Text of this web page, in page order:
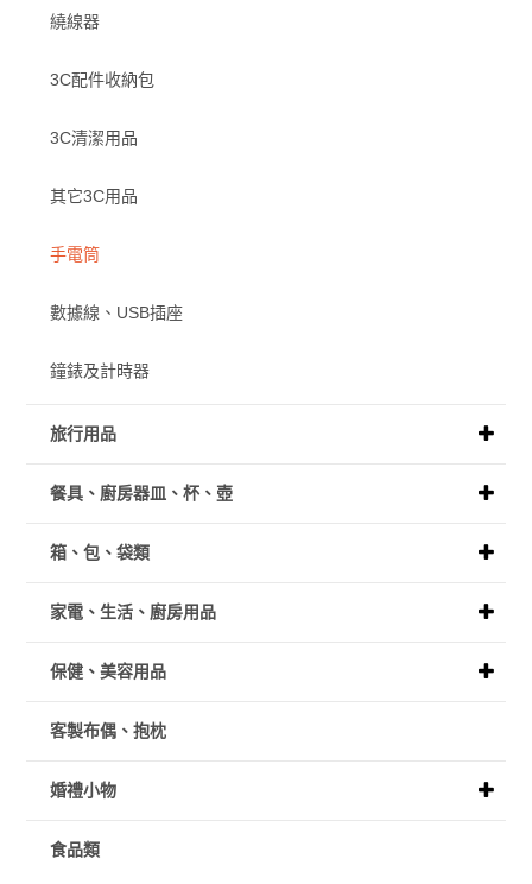
繞線器
3C配件收納包
3C清潔用品
其它3C用品
手電筒
數據線、USB插座
鐘錶及計時器
旅行用品
餐具、廚房器皿、杯、壺
箱、包、袋類
家電、生活、廚房用品
保健、美容用品
客製布偶、抱枕
婚禮小物
食品類